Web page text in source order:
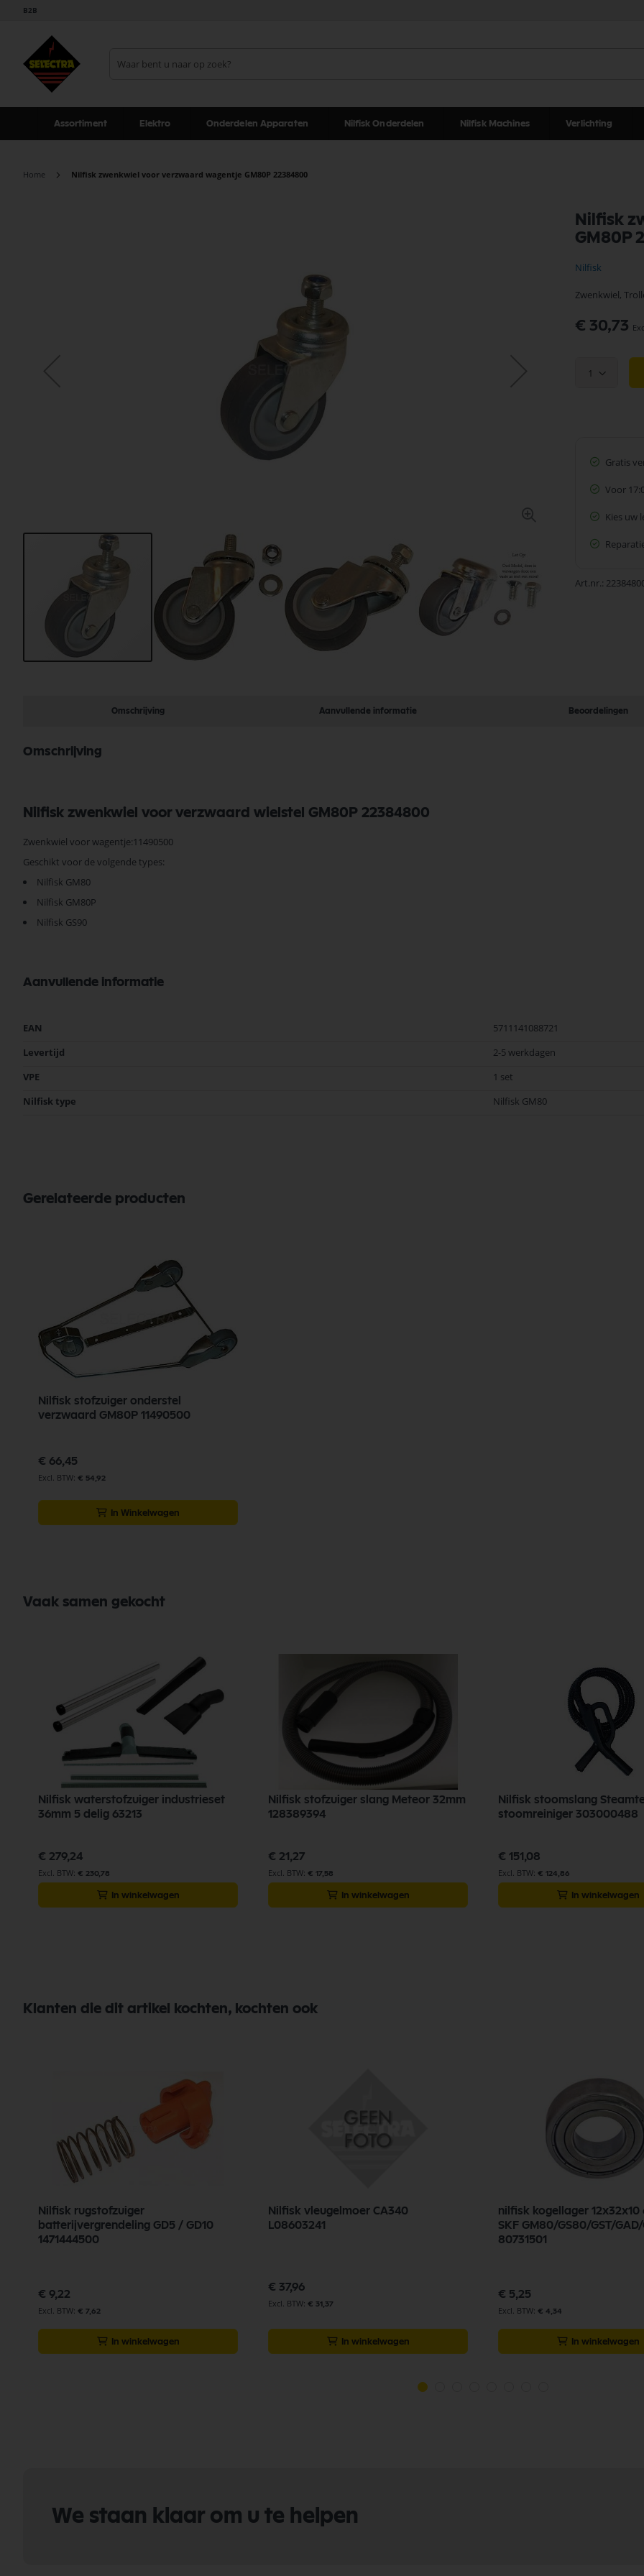
B2B
Assortiment Elektro Onderdelen Apparaten Nilfisk Onderdelen Nilfisk Machines Verlichting
Home Nilfisk zwenkwiel voor verzwaard wagentje GM80P 22384800
Nilfisk
GM80P
Nilfisk
Zwenkwiel,
€ 30,73
1
Gratis
Voor
Kies uw
Art.nr.
afbeeldingen-
gallerij
Omschrijving Aanvullende informatie Beoordelingen
Omschrijving
Nilfisk zwenkwiel voor verzwaard wielstel GM80P 22384800
Zwenkwiel voor wagentje:11490500
Geschikt voor de volgende types:
Nilfisk GM80
Nilfisk GM80P
Nilfisk GS90
Aanvullende informatie
Meer
EAN
5711141088721
Levertijd
2-5 werkdagen
VPE
1 set
Nilfisk type
Nilfisk GM80
Gerelateerde producten
Nilfisk stofzuiger onderstel
verzwaard GM80P 11490500
€ 66,45
€ 54,92
In Winkelwagen
Vaak samen gekocht
Nilfisk waterstofzuiger industrieset
36mm 5 delig 63213
€ 279,24
€ 230,78
In winkelwagen
Nilfisk stofzuiger slang Meteor 32mm
128389394
€ 21,27
€ 17,58
In winkelwagen
Nilfisk stoomslang
stoomreiniger 303000488
€ 151,08
€ 124,86
In winkelwagen
Klanten die dit artikel kochten, kochten ook
Nilfisk rugstofzuiger
batterijvergrendeling GD5 / GD10
1471444500
€ 9,22
€ 7,62
In winkelwagen
Nilfisk vleugelmoer CA340
L08603241
€ 37,96
€ 31,37
In winkelwagen
nilfisk kogellager 12x32x10 6201zz
SKF GM80/GS80/GST/GAD/
80731501
€ 5,25
€ 4,34
In winkelwagen
We staan klaar om u te helpen